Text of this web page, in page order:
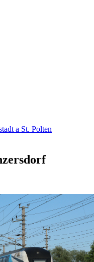
a St. Polten